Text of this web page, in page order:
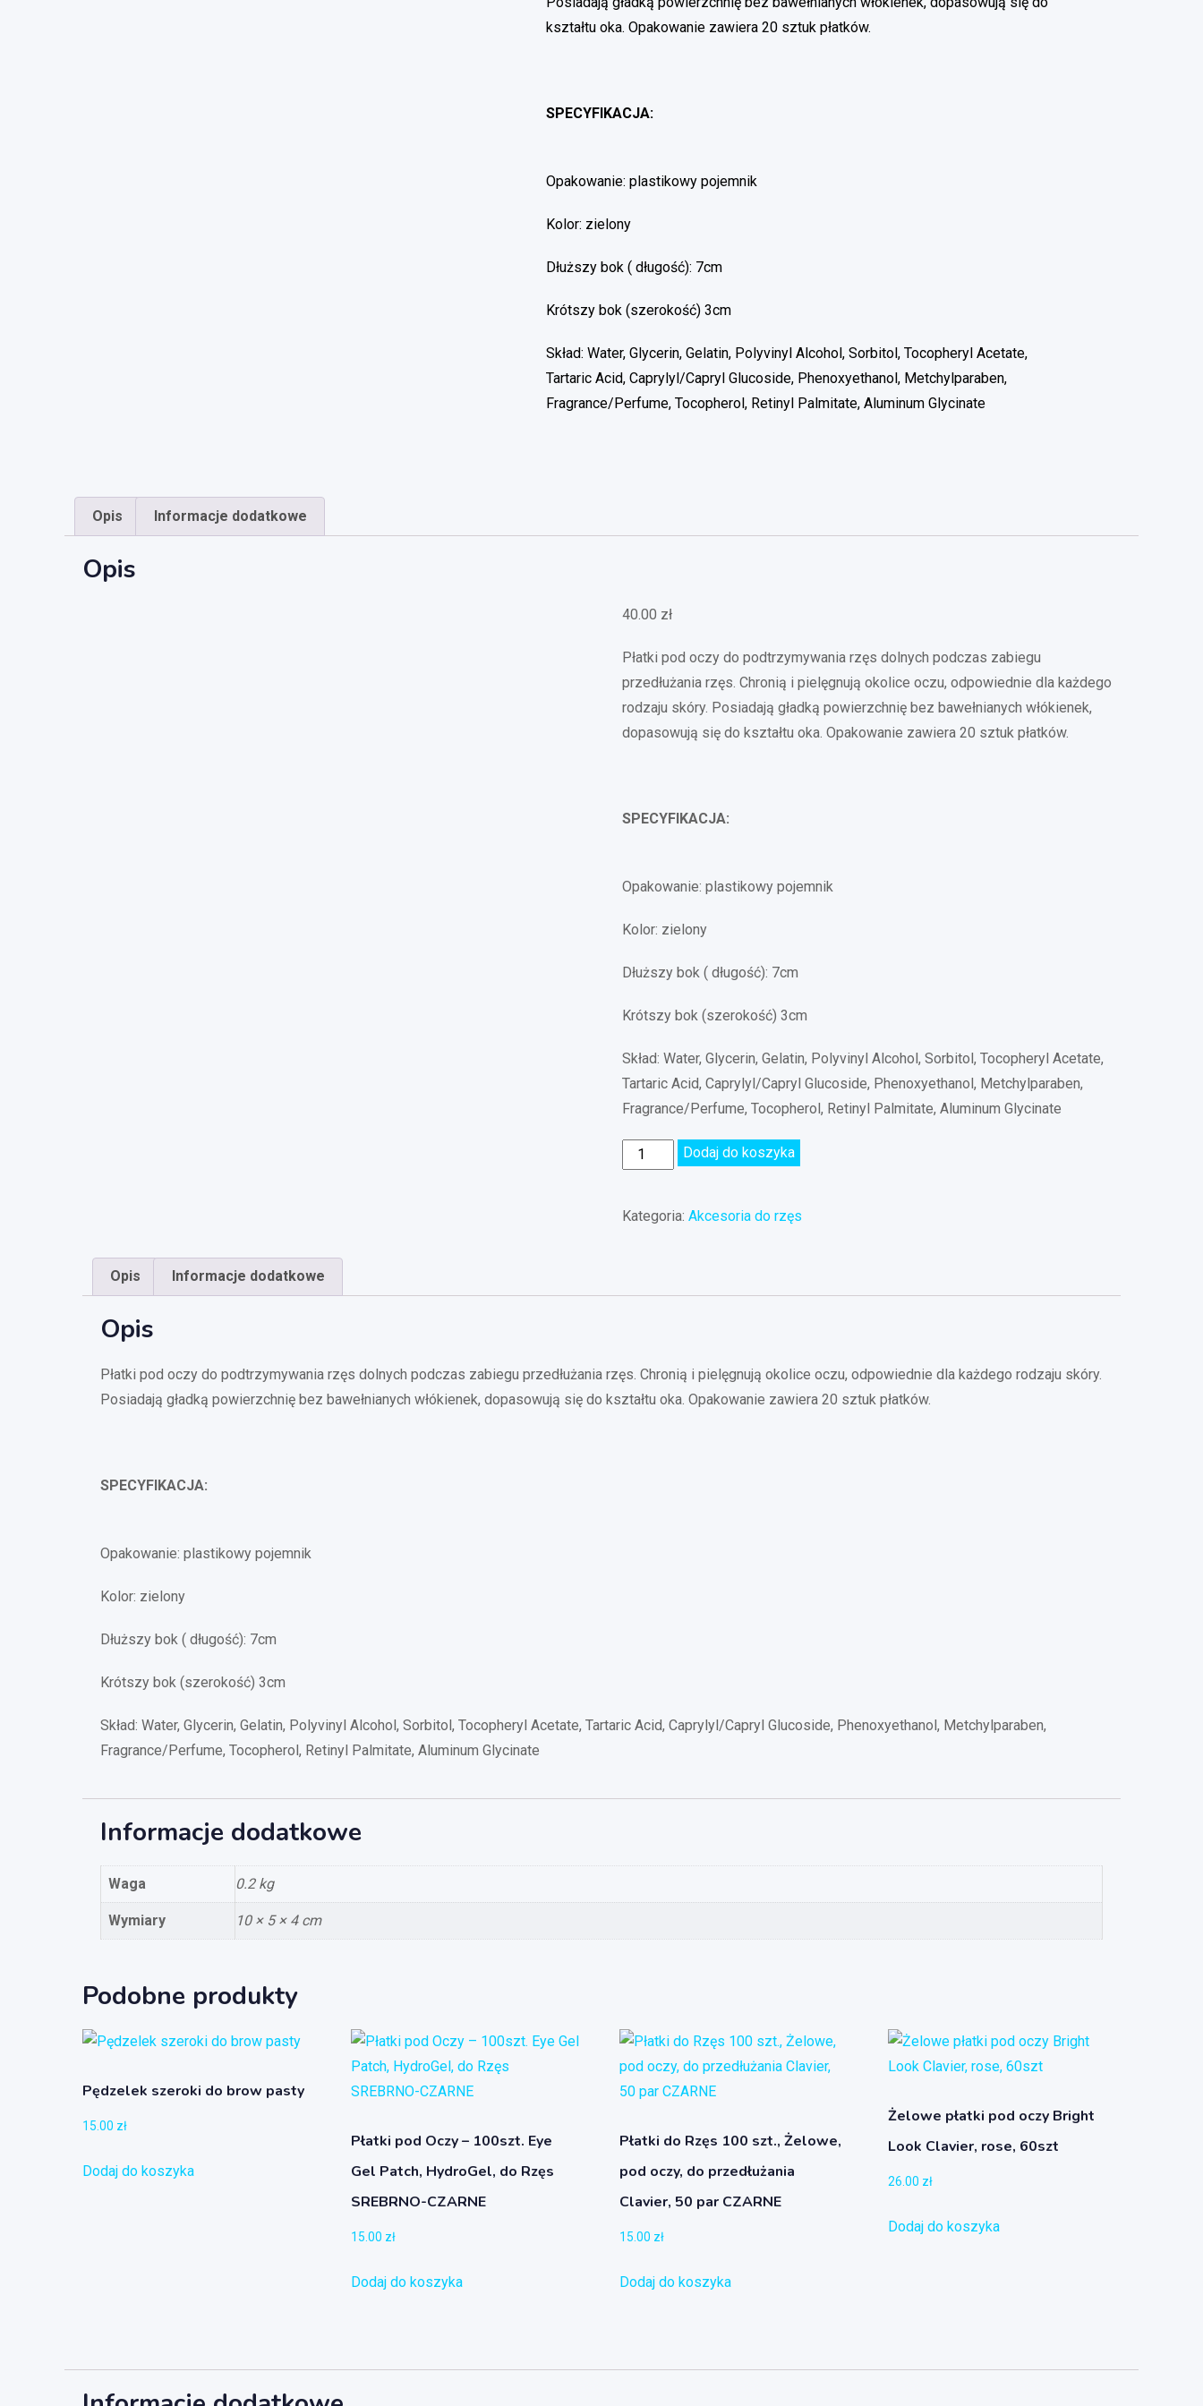
kształtu oka. Opakowanie zawiera 20 sztuk płatków.
SPECYFIKACJA:
Opakowanie: plastikowy pojemnik
Kolor: zielony
Dłuższy bok ( długość): 7cm
Krótszy bok (szerokość) 3cm
Skład: Water, Glycerin, Gelatin, Polyvinyl Alcohol, Sorbitol, Tocopheryl Acetate,
Tartaric Acid, Caprylyl/Capryl Glucoside, Phenoxyethanol, Metchylparaben,
Fragrance/Perfume, Tocopherol, Retinyl Palmitate, Aluminum Glycinate
Opis Informacje dodatkowe
Opis
40.00 zł
Płatki pod oczy do podtrzymywania rzęs dolnych podczas zabiegu
przedłużania rzęs. Chronią i pielęgnują okolice oczu, odpowiednie dla każdego
rodzaju skóry. Posiadają gładką powierzchnię bez bawełnianych włókienek,
dopasowują się do kształtu oka. Opakowanie zawiera 20 sztuk płatków.
SPECYFIKACJA:
Opakowanie: plastikowy pojemnik
Kolor: zielony
Dłuższy bok ( długość): 7cm
Krótszy bok (szerokość) 3cm
Skład: Water, Glycerin, Gelatin, Polyvinyl Alcohol, Sorbitol, Tocopheryl Acetate,
Tartaric Acid, Caprylyl/Capryl Glucoside, Phenoxyethanol, Metchylparaben,
Fragrance/Perfume, Tocopherol, Retinyl Palmitate, Aluminum Glycinate
Dodaj do koszyka
Kategoria:Akcesoria do rzęs
Opis Informacje dodatkowe
Opis
Płatki pod oczy do podtrzymywania rzęs dolnych podczas zabiegu przedłużania rzęs. Chronią i pielęgnują okolice oczu, odpowiednie dla każdego rodzaju skóry.
Posiadają gładką powierzchnię bez bawełnianych włókienek, dopasowują się do kształtu oka. Opakowanie zawiera 20 sztuk płatków.
SPECYFIKACJA:
Opakowanie: plastikowy pojemnik
Kolor: zielony
Dłuższy bok ( długość): 7cm
Krótszy bok (szerokość) 3cm
Skład: Water, Glycerin, Gelatin, Polyvinyl Alcohol, Sorbitol, Tocopheryl Acetate, Tartaric Acid, Caprylyl/Capryl Glucoside, Phenoxyethanol, Metchylparaben,
Fragrance/Perfume, Tocopherol, Retinyl Palmitate, Aluminum Glycinate
Informacje dodatkowe
Waga 0.2 kg
Wymiary 10 × 5 × 4 cm
Podobne produkty
Pędzelek szeroki do brow pasty
15.00 zł
Dodaj do koszyka
Płatki pod Oczy – 100szt. Eye
Gel Patch, HydroGel, do Rzęs
SREBRNO-CZARNE
15.00 zł
Dodaj do koszyka
Płatki do Rzęs 100 szt., Żelowe,
pod oczy, do przedłużania
Clavier, 50 par CZARNE
15.00 zł
Dodaj do koszyka
Żelowe płatki pod oczy Bright
Look Clavier, rose, 60szt
26.00 zł
Dodaj do koszyka